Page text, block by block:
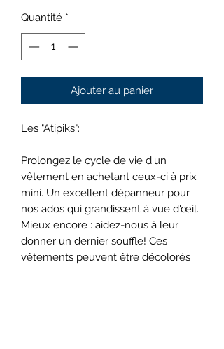
Quantité *
Ajouter au panier
Les "Atipiks":
Prolongez le cycle de vie d'un
vêtement en achetant ceux-ci à prix
mini. Un excellent dépanneur pour
nos ados qui grandissent à vue d'œil.
Mieux encore : aidez-nous à leur
donner un dernier souffle! Ces
vêtements peuvent être décolorés